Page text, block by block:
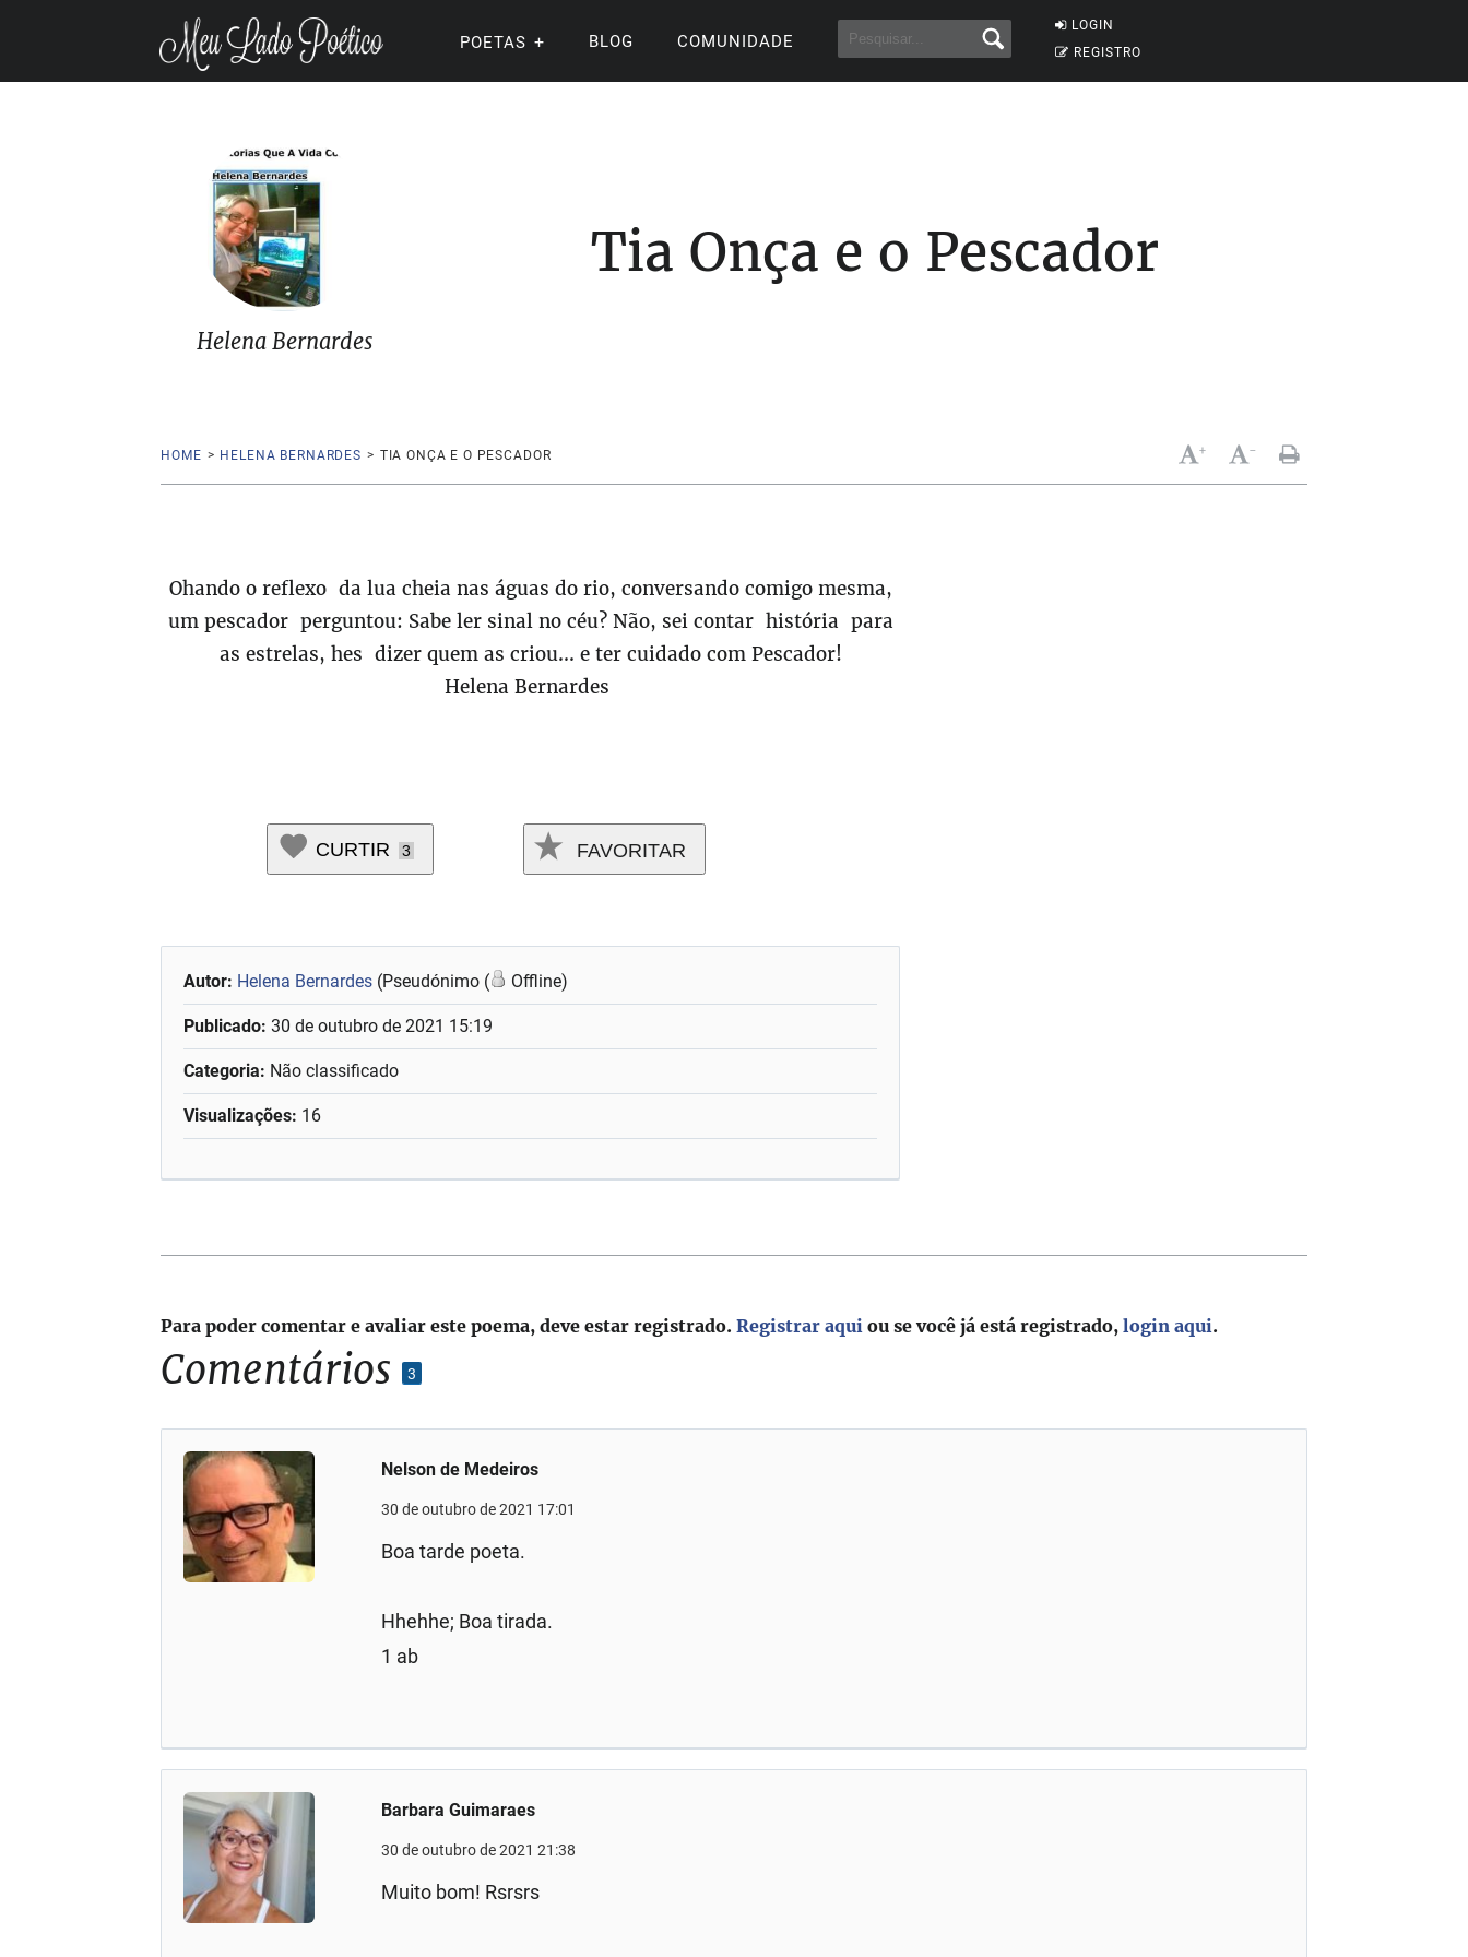
LOGIN
REGISTRO
POETAS BLOG COMUNIDADE
Tia Onça e o Pescador
Helena Bernardes
HOME > HELENA BERNARDES > TIA ONÇA E O PESCADOR + -
Ohando o reflexo da lua cheia nas águas do rio, conversando comigo mesma,
um pescador perguntou: Sabe ler sinal no céu? Não, sei contar história para
as estrelas, hes dizer quem as criou... e ter cuidado com Pescador!
Helena Bernardes
CURTIR 3 FAVORITAR
Autor: Helena Bernardes (Pseudónimo ( Offline)
Publicado:30 de outubro de 2021 15:19
Categoria: Não classificado
Visualizações: 16
Comentários 3
Nelson de Medeiros
30 de outubro de 2021 17:01
Boa tarde poeta.
Hhehhe; Boa tirada.
1 ab
Barbara Guimaraes
30 de outubro de 2021 21:38
Muito bom! Rsrsrs
Para poder comentar e avaliar este poema, deve estar registrado.Registrar aqui ou se você já está registrado,login aqui.